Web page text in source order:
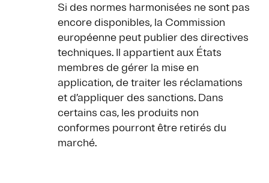
Si des normes harmonisées ne sont pas
encore disponibles, la Commission
européenne peut publier des directives
techniques. Il appartient aux États
membres de gérer la mise en
application, de traiter les réclamations
et d’appliquer des sanctions. Dans
certains cas, les produits non
conformes pourront être retirés du
marché.